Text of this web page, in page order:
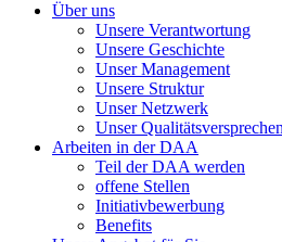
Über uns
Unsere Verantwortung
Unsere Geschichte
Unser Management
Unsere Struktur
Unser Netzwerk
Unser Qualitätsversprechen
Arbeiten in der DAA
Teil der DAA werden
offene Stellen
Initiativbewerbung
Benefits